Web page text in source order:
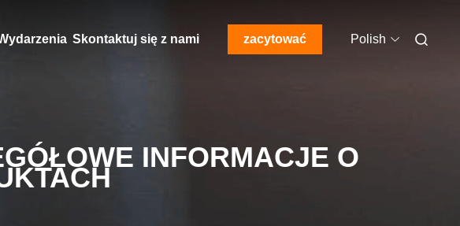
Skontaktuj się z nami zacytować Polish
INFORMACJE O